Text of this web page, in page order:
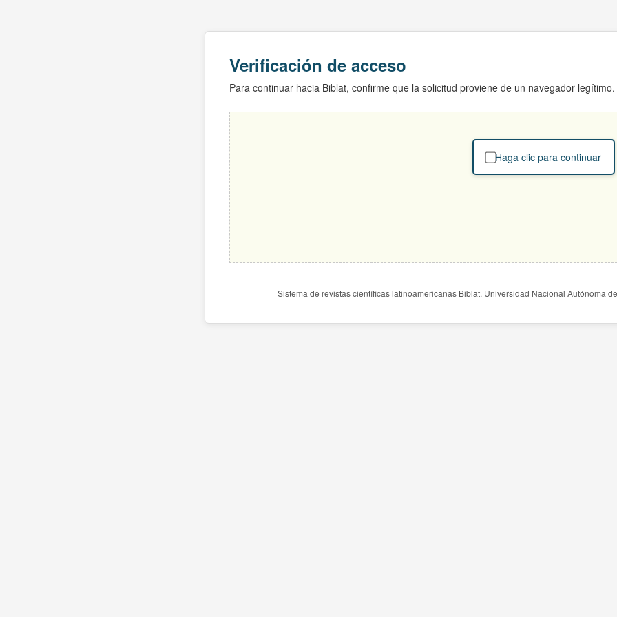
Verificación de acceso
Para continuar hacia Biblat, confirme que la solicitud proviene de un navegador legítimo.
Haga clic para continuar
Sistema de revistas científicas latinoamericanas Biblat. Universidad Nacional Autónoma